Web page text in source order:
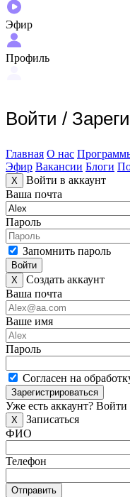
Эфир
Профиль
Войти /
Главная О нас
Эфир Вакансии Блоги
X
Войти в аккаунт
Ваша почта
Пароль
Запомнить пароль
Войти
X
Создать аккаунт
Ваша почта
Ваше имя
Пароль
Согласен на
Зарегистрироваться
Уже есть аккаунт? Войти
X
Записаться
ФИО
Телефон
Отправить